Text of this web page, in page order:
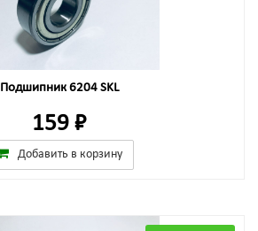
Подшипник 6204 SKL
159 ₽
Добавить в корзину